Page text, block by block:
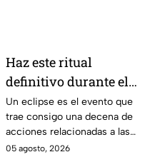
Haz este ritual
definitivo durante el
eclipse de agosto para
encontrar el amor
Un eclipse es el evento que
trae consigo una decena de
acciones relacionadas a las
energías. Por eso se anima a
05 agosto, 2026